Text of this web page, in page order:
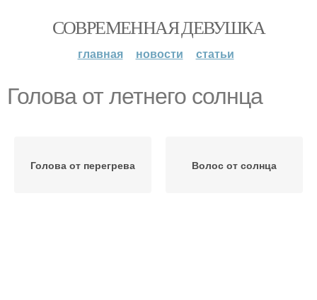
СОВРЕМЕННАЯ ДЕВУШКА
главная новости статьи
Голова от летнего солнца
Голова от перегрева Волос от солнца